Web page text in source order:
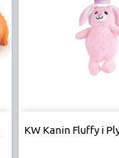
KW Kanin Fluffy i